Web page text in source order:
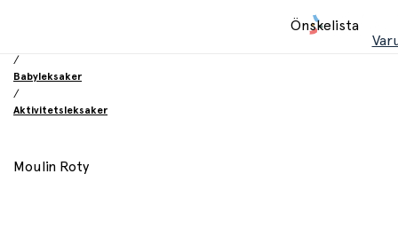
Önskelista
/
Babyleksaker
/
Aktivitetsleksaker
Moulin Roty